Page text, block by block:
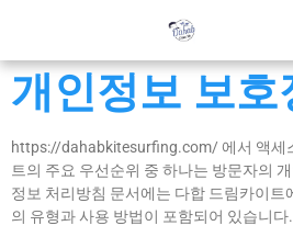
개인정보 보호
https://dahabkitesurfing.com/ 에서 액세
트의 주요 우선순위 중 하나는 방문자의
정보 처리방침 문서에는 다합 드림카이트
의 유형과 사용 방법이 포함되어 있습니다.